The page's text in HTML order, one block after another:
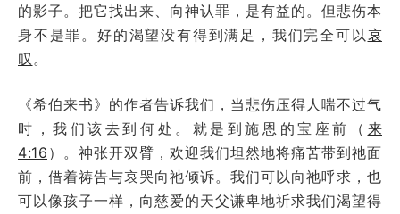
的影子。把它找出来、向神认罪，是有益的。但悲伤本
身不是罪。好的渴望没有得到满足，我们完全可以 哀
叹 。
《希伯来书》的作者告诉我们，当悲伤压得人喘不过气
时，我们该去到何处。就是到施恩的宝座前（ 来
4:16 ）。神张开双臂，欢迎我们坦然地将痛苦带到祂面
前，借着祷告与哀哭向祂倾诉。我们可以向祂呼求，也
可以像孩子一样，向慈爱的天父谦卑地祈求我们渴望得